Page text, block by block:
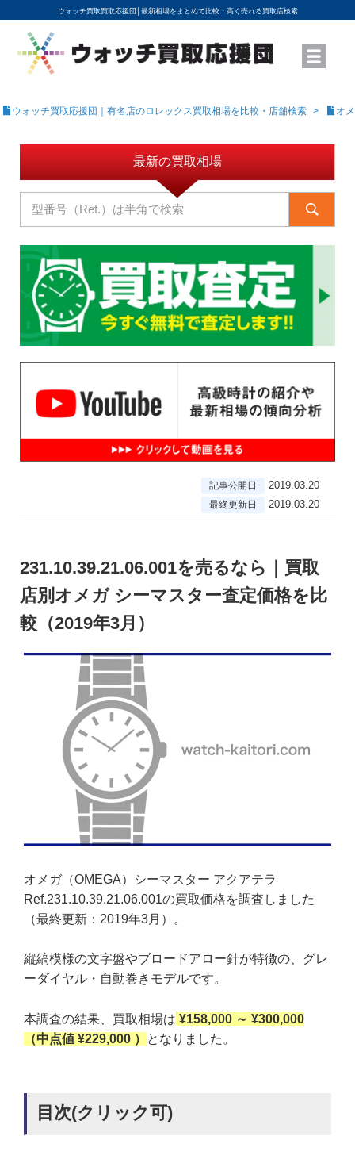
ウォッチ買取買取応援団│ 最新相場をまとめて比較・高く売れる買取店検索
YouTubeで動画を公開中
ROLEXモデル名から買取相場を調べる
高級時計ブランド名から買取相場を調べる
地域から買取店を探す
店舗名から買取店を探す
ブランド時計を高く売る方法
買取査定を依頼する
ウォッチ買取応援団｜有名店のロレックス買取相場を比較・店舗検索 オ
最新の買取相場
記事公開日 2019.03.20
最終更新日 2019.03.20
231.10.39.21.06.001を売るなら｜買取
店別オメガ シーマスター査定価格を比
較（2019年3月）
オメガ（OMEGA）シーマスター アクアテラ
Ref.231.10.39.21.06.001の買取価格を調査しました
（最終更新：2019年3月）。
縦縞模様の文字盤やブロードアロー針が特徴の、グレ
ーダイヤル・自動巻きモデルです。
本調査の結果、買取相場は ¥158,000 ～ ¥300,000
（中点値 ¥229,000 ）
となりました。
目次(クリック可)